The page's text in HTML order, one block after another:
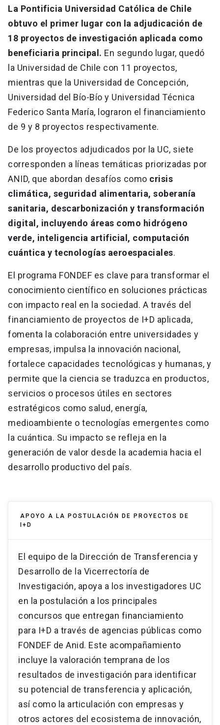
La Pontificia Universidad Católica de Chile
obtuvo el primer lugar con la adjudicación de
18 proyectos de investigación aplicada como
beneficiaria principal. En segundo lugar, quedó
la Universidad de Chile con 11 proyectos,
mientras que la Universidad de Concepción,
Universidad del Bío-Bío y Universidad Técnica
Federico Santa María, lograron el financiamiento
de 9 y 8 proyectos respectivamente.
De los proyectos adjudicados por la UC, siete
corresponden a líneas temáticas priorizadas por
ANID, que abordan desafíos como crisis
climática, seguridad alimentaria, soberanía
sanitaria, descarbonización y transformación
digital, incluyendo áreas como hidrógeno
verde, inteligencia artificial, computación
cuántica y tecnologías aeroespaciales.
El programa FONDEF es clave para transformar el
conocimiento científico en soluciones prácticas
con impacto real en la sociedad. A través del
financiamiento de proyectos de I+D aplicada,
fomenta la colaboración entre universidades y
empresas, impulsa la innovación nacional,
fortalece capacidades tecnológicas y humanas, y
permite que la ciencia se traduzca en productos,
servicios o procesos útiles en sectores
estratégicos como salud, energía,
medioambiente o tecnologías emergentes como
la cuántica. Su impacto se refleja en la
generación de valor desde la academia hacia el
desarrollo productivo del país.
APOYO A LA POSTULACIÓN DE PROYECTOS DE
I+D
El equipo de la Dirección de Transferencia y
Desarrollo de la Vicerrectoría de
Investigación, apoya a los investigadores UC
en la postulación a los principales
concursos que entregan financiamiento
para I+D a través de agencias públicas como
FONDEF de Anid. Este acompañamiento
incluye la valoración temprana de los
resultados de investigación para identificar
su potencial de transferencia y aplicación,
así como la articulación con empresas y
otros actores del ecosistema de innovación,